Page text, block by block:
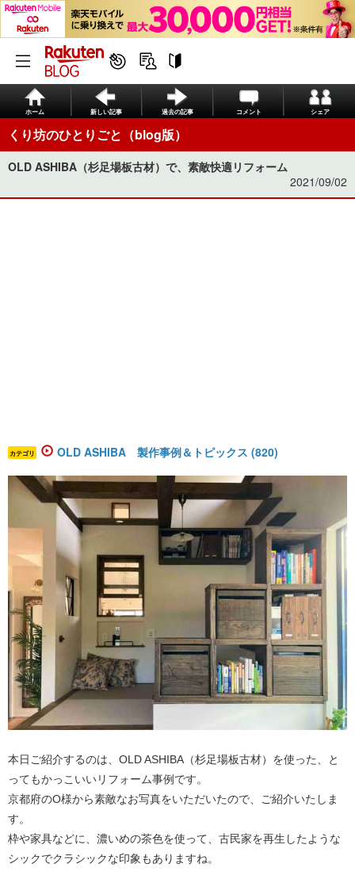
ホーム 新しい記事 過去の記事 コメント シェア
くり坊のひとりごと（blog版）
OLD ASHIBA（杉足場板古材）で、素敵快適リフォーム
2021/09/02
カテゴリ OLD ASHIBA 製作事例＆トピックス (820)
本日ご紹介するのは、OLD ASHIBA（杉足場板古材）を使った、と
ってもかっこいいリフォーム事例です。
京都府のO様から素敵なお写真をいただいたので、ご紹介いたしま
す。
枠や家具などに、濃いめの茶色を使って、古民家を再生したような
シックでクラシックな印象もありますね。